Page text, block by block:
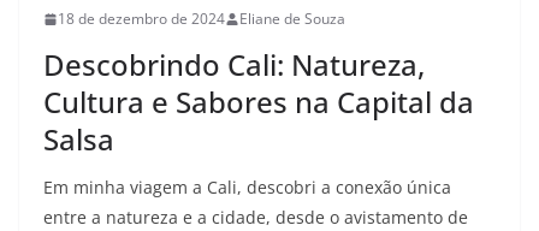
18 de dezembro de 2024 Eliane de Souza
Descobrindo Cali: Natureza,
Cultura e Sabores na Capital da
Salsa
Em minha viagem a Cali, descobri a conexão única
entre a natureza e a cidade, desde o avistamento de